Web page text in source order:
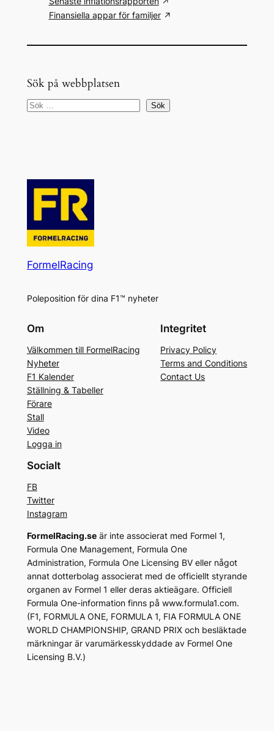
Finansiella appar för familjer
Sök på webbplatsen
S
Sök
FormelRacing
Poleposition för dina F1™ nyheter
Om
Välkommen till FormelRacing
Nyheter
F1 Kalender
Ställning & Tabeller
Förare
Stall
Video
Logga in
Integritet
Privacy Policy
Terms and Conditions
Contact Us
Socialt
FB
Twitter
Instagram
FormelRacing.seär inte associerat med Formel 1,
Formula One Management, Formula One
Administration, Formula One Licensing BV eller något
annat dotterbolag associerat med de officiellt styrande
organen av Formel 1 eller deras aktieägare. Officiell
Formula One-information finns på www.formula1.com.
(F1, FORMULA ONE, FORMULA 1, FIA FORMULA ONE
WORLD CHAMPIONSHIP, GRAND PRIX och besläktade
märkningar är varumärkesskyddade av Formel One
Licensing B.V.)